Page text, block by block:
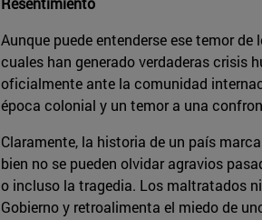
Aunque puede entenderse ese temor
cuales han generado verdaderas crisis
oficialmente ante la comunidad
época colonial y un temor a una
Claramente, la historia de un país
bien no se pueden olvidar agravios
o incluso la tragedia. Los maltratados
Gobierno y retroalimenta el miedo de